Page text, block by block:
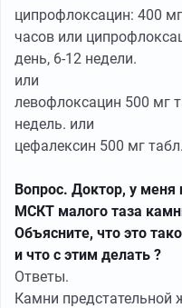
ципрофлоксацин: 400
часов или
день, 6-12 недели.
или
левофлоксацин 500 мг
недель. или
цефалексин 500 мг
Вопрос. Доктор, у
МСКТ малого таза
Объясните, что это
и что с этим делать ?
Ответы.
Камни предстательной